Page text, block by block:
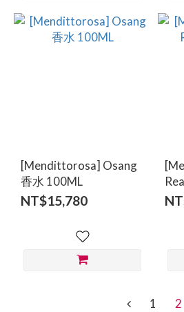
[Mendittorosa] Osang
香水 100ML
NT$15,780
1 2